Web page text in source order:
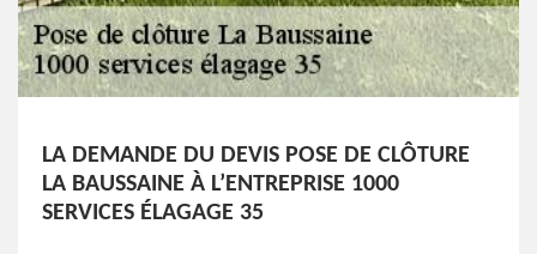
LA DEMANDE DU DEVIS POSE DE CLÔTURE
LA BAUSSAINE À L’ENTREPRISE 1000
SERVICES ÉLAGAGE 35